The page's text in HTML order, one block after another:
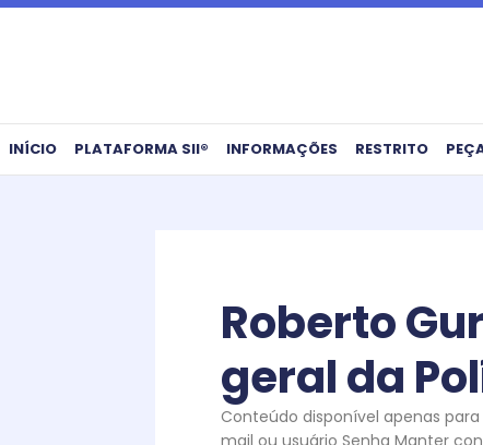
Ir
INÍCIO PLATAFORMA SII® INFORMAÇÕES RESTRITO
Roberto
geral da
Conteúdo disponível apenas
mail ou usuário Senha Manter